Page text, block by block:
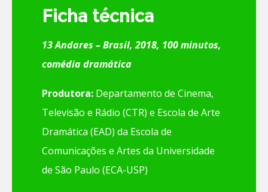
Ficha técnica
13 Andares – Brasil, 2018, 100 minutos,
comédia dramática
Produtora: Departamento de Cinema,
Televisão e Rádio (CTR) e Escola de Arte
Dramática (EAD) da Escola de
Comunicações e Artes da Universidade
de São Paulo (ECA-USP)